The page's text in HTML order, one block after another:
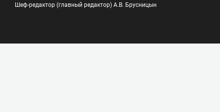
Шеф-редактор (главный редактор) А.В. Брусницын